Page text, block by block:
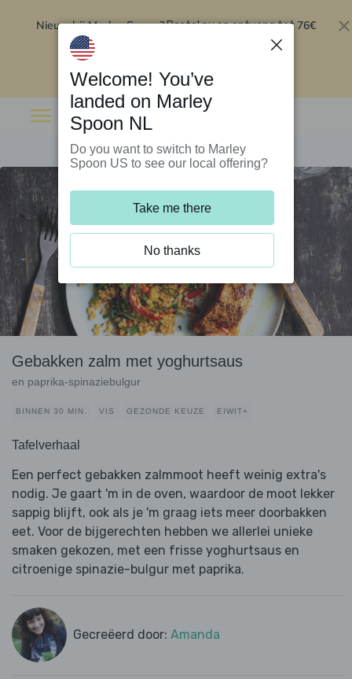
Nieuw bij Marley Spoon?Bestel nu en ontvang tot 76€
Gebakken zalm met yoghurtsaus
en paprika-spinaziebulgur
BINNEN 30 MIN. VIS GEZONDE KEUZE EIWIT+
Tafelverhaal
Een perfect gebakken zalmmoot heeft weinig extra's
nodig. Je gaart 'm in de oven, waardoor de moot lekker
sappig blijft, ook als je 'm graag iets meer doorbakken
eet. Voor de bijgerechten hebben we allerlei unieke
smaken gekozen, met een frisse yoghurtsaus en
citroenige spinazie-bulgur met paprika.
Gecreëerd door: Amanda
Welcome! You’ve
landed on Marley
Spoon NL
Do you want to switch to Marley
Spoon US to see our local offering?
Take me there
No thanks